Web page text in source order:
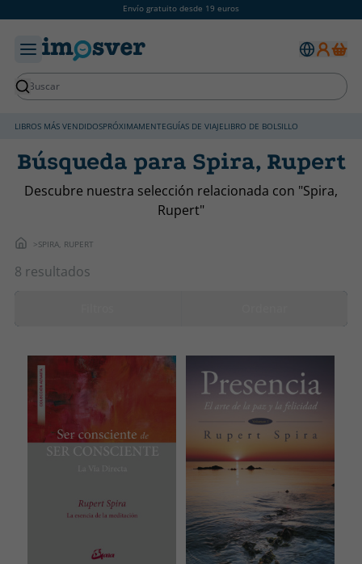
Envío gratuito desde 19 euros
LIBROS MÁS VENDIDOSPRÓXIMAMENTEGUÍAS DE VIAJELIBRO DE BOLSILLO
Búsqueda para Spira, Rupert
Descubre nuestra selección relacionada con "Spira,
Rupert"
SPIRA, RUPERT
8 resultados